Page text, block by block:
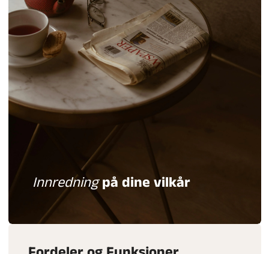
Innredningpå dine vilkår